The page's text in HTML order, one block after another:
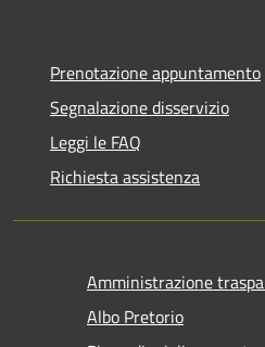
Prenotazione appuntamento
Segnalazione disservizio
Leggi le FAQ
Richiesta assistenza
Amministrazione
Albo Pretorio